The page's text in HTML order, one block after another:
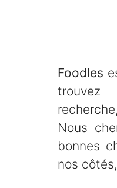
Foodles
Nous
bonnes
nos